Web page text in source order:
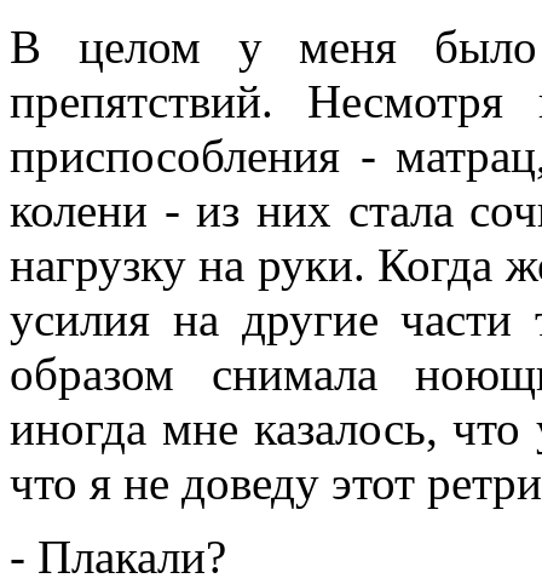
В целом у меня было
препятствий.
приспособления -
колени - из них стала
нагрузку на руки. Когда
усилия на другие
образом снимала
иногда мне казалось,
что я не доведу этот
- Плакали?